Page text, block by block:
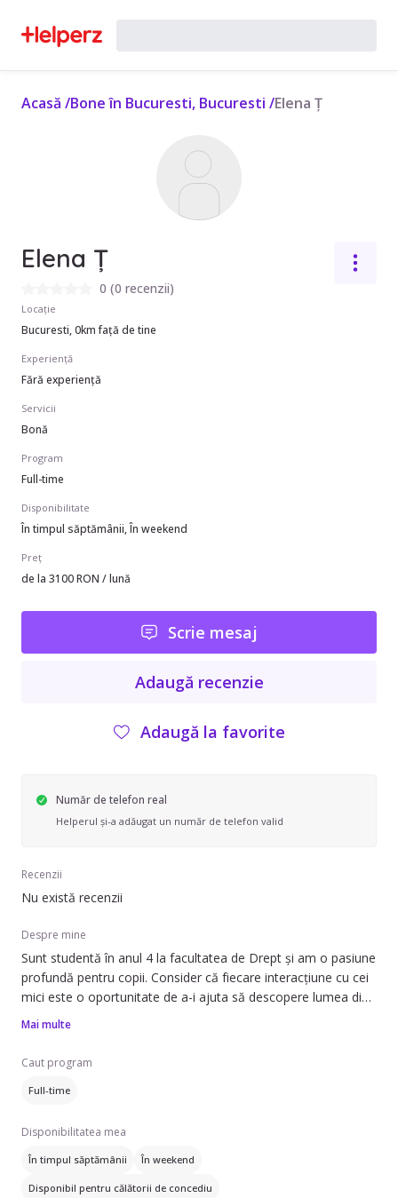
Acasă /Bone în Bucuresti, Bucuresti /Elena Ț
Elena Ț
0 (0 recenzii)
Locație
Bucuresti, 0km față de tine
Experiență
Fără experiență
Servicii
Bonă
Program
Full-time
Disponibilitate
În timpul săptămânii, În weekend
Preț
de la 3100 RON / lună
Scrie mesaj
Adaugă recenzie
Adaugă la favorite
Număr de telefon real
Helperul și-a adăugat un număr de telefon valid
Recenzii
Nu există recenzii
Despre mine
Sunt studentă în anul 4 la facultatea de Drept și am o pasiune
profundă pentru copii. Consider că fiecare interacțiune cu cei
mici este o oportunitate de a-i ajuta să descopere lumea din
jurul lor. Am o abilitate naturală de a crea conexiuni cu copiii,
întotdeauna o limbă comună, indiferent de vârstă. Sunt o
persoană responsabilă, răbdătoare și creativă, capabilă să
transform fiecare activitate într-o experiență educativă și
asigurându-mă că se simt în siguranță și fericiți în prezența
mea.
Mai multe
Caut program
Full-time
Disponibilitatea mea
În timpul săptămânii În weekend
Disponibil pentru călătorii de concediu